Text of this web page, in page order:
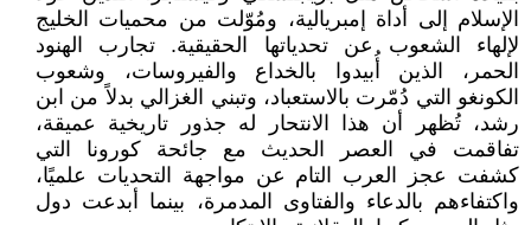
الإسلام إلى أداة إمبريالية، ومُوّلت من محميات الخليج
لإلهاء الشعوب عن تحدياتها الحقيقية. تجارب الهنود
الحمر، الذين أُبيدوا بالخداع والفيروسات، وشعوب
الكونغو التي دُمّرت بالاستعباد، وتبني الغزالي بدلاً من ابن
رشد، تُظهر أن هذا الانتحار له جذور تاريخية عميقة،
تفاقمت في العصر الحديث مع جائحة كورونا التي
كشفت عجز العرب التام عن مواجهة التحديات علميًا،
واكتفاءهم بالدعاء والفتاوى المدمرة، بينما أبدعت دول